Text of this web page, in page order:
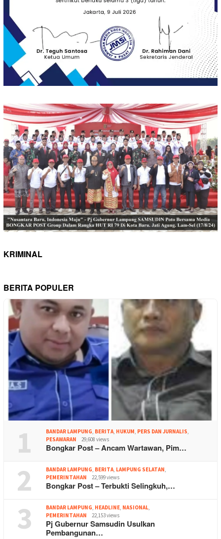
KRIMINAL
BERITA POPULER
1 BANDAR LAMPUNG, BERITA, HUKUM, PERS DAN JURNALIS,
PESAWARAN
29,608 views
Bongkar Post – Ancam Wartawan, Pim…
2 BANDAR LAMPUNG, BERITA, LAMPUNG SELATAN,
PEMERINTAHAN
22,599 views
Bongkar Post – Terbukti Selingkuh,…
3 BANDAR LAMPUNG, HEADLINE, NASIONAL,
PEMERINTAHAN
22,153 views
Pj Gubernur Samsudin Usulkan
Pembangunan…